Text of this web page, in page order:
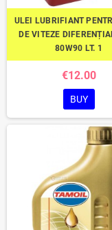
ULEI LUBRIFIANT
DE VITEZE
80W90 LT. 1
€12.00
BUY